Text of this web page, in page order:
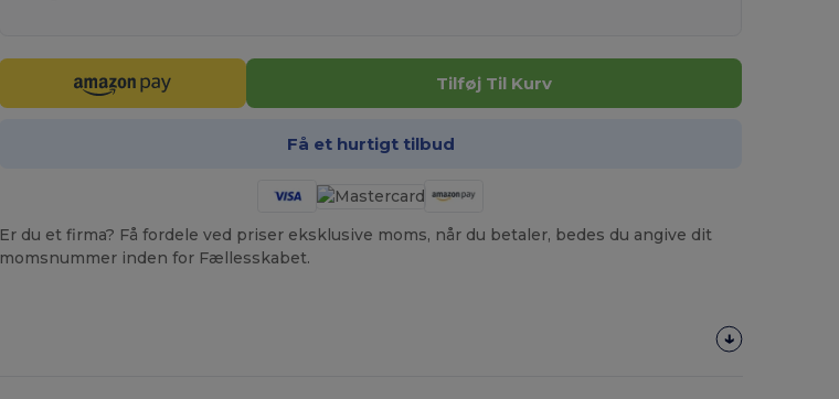
Tilføj Til Kurv
Få et hurtigt tilbud
Er du et firma? Få fordele ved priser eksklusive moms, når du betaler, bedes du angive dit
momsnummer inden for Fællesskabet.